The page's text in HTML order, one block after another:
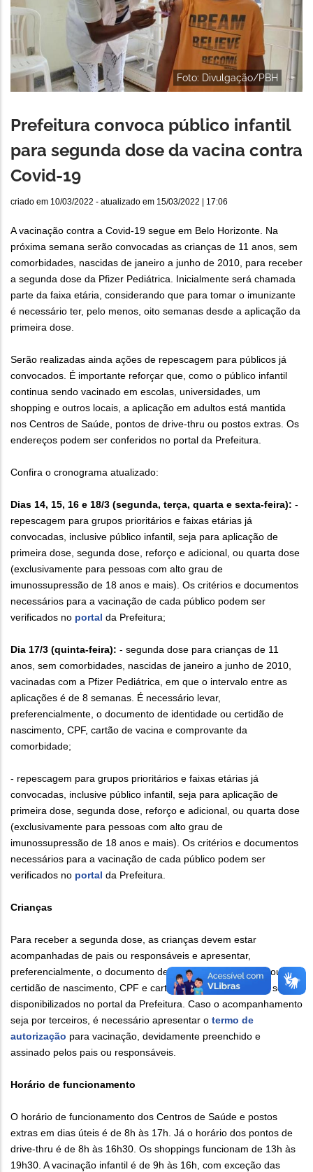
Foto: Divulgação/PBH
Prefeitura convoca público infantil
para segunda dose da vacina contra
Covid-19
criado em 10/03/2022 - atualizado em 15/03/2022 | 17:06
A vacinação contra a Covid-19 segue em Belo Horizonte. Na
próxima semana serão convocadas as crianças de 11 anos, sem
comorbidades, nascidas de janeiro a junho de 2010, para receber
a segunda dose da Pfizer Pediátrica. Inicialmente será chamada
parte da faixa etária, considerando que para tomar o imunizante
é necessário ter, pelo menos, oito semanas desde a aplicação da
primeira dose.
Serão realizadas ainda ações de repescagem para públicos já
convocados. É importante reforçar que, como o público infantil
continua sendo vacinado em escolas, universidades, um
shopping e outros locais, a aplicação em adultos está mantida
nos Centros de Saúde, pontos de drive-thru ou postos extras. Os
endereços podem ser conferidos no portal da Prefeitura.
Confira o cronograma atualizado:
Dias 14, 15, 16 e 18/3 (segunda, terça, quarta e sexta-feira): -
repescagem para grupos prioritários e faixas etárias já
convocadas, inclusive público infantil, seja para aplicação de
primeira dose, segunda dose, reforço e adicional, ou quarta dose
(exclusivamente para pessoas com alto grau de
imunossupressão de 18 anos e mais). Os critérios e documentos
necessários para a vacinação de cada público podem ser
verificados no portal da Prefeitura;
Dia 17/3 (quinta-feira): - segunda dose para crianças de 11
anos, sem comorbidades, nascidas de janeiro a junho de 2010,
vacinadas com a Pfizer Pediátrica, em que o intervalo entre as
aplicações é de 8 semanas. É necessário levar,
preferencialmente, o documento de identidade ou certidão de
nascimento, CPF, cartão de vacina e comprovante da
comorbidade;
- repescagem para grupos prioritários e faixas etárias já
convocadas, inclusive público infantil, seja para aplicação de
primeira dose, segunda dose, reforço e adicional, ou quarta dose
(exclusivamente para pessoas com alto grau de
imunossupressão de 18 anos e mais). Os critérios e documentos
necessários para a vacinação de cada público podem ser
verificados no portal da Prefeitura.
Crianças
Para receber a segunda dose, as crianças devem estar
acompanhadas de pais ou responsáveis e apresentar,
preferencialmente, o documento de identificação com foto ou
certidão de nascimento, CPF e cartão de vacina. Os locais serão
disponibilizados no portal da Prefeitura. Caso o acompanhamento
seja por terceiros, é necessário apresentar o termo de
autorização para vacinação, devidamente preenchido e
assinado pelos pais ou responsáveis.
Horário de funcionamento
O horário de funcionamento dos Centros de Saúde e postos
extras em dias úteis é de 8h às 17h. Já o horário dos pontos de
drive-thru é de 8h às 16h30. Os shoppings funcionam de 13h às
19h30. A vacinação infantil é de 9h às 16h, com exceção das